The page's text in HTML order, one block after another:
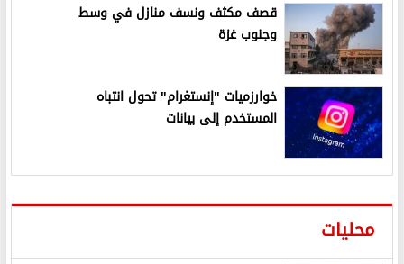
قصف مكثف ونسف منازل في وسط
وجنوب غزة
خوارزميات "إنستغرام" تحول انتباه
المستخدم إلى بيانات
محليات